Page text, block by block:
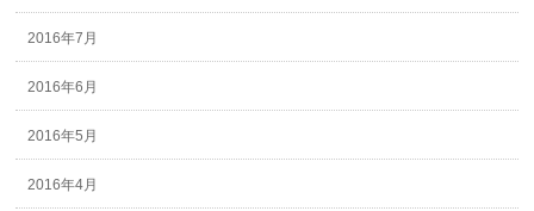
2016年7月
2016年6月
2016年5月
2016年4月